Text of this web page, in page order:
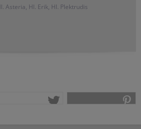
Asteria, Hl. Erik, Hl. Plektrudis